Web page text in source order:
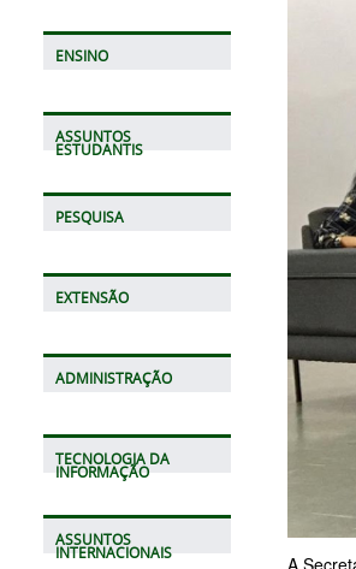
ENSINO
ASSUNTOS
ESTUDANTIS
PESQUISA
EXTENSÃO
ADMINISTRAÇÃO
TECNOLOGIA DA
INFORMAÇÃO
ASSUNTOS
INTERNACIONAIS
A